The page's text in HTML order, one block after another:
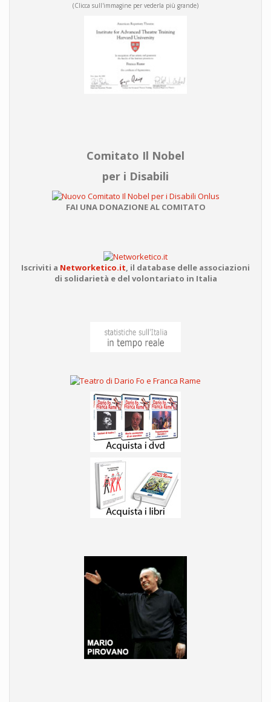
(Clicca sull'immagine per vederla più grande)
Comitato Il Nobel
per i Disabili
FAI UNA DONAZIONE AL COMITATO
Iscriviti a Networketico.it, il database delle associazioni
di solidarietà e del volontariato in Italia